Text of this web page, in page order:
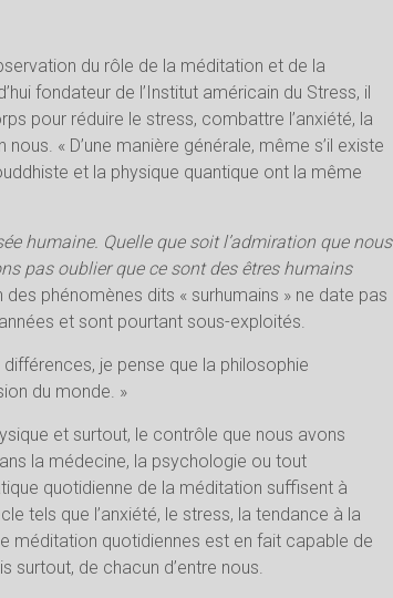
du rôle de la méditation et de la
fondateur de l’Institut américain du Stress, il
pour réduire le stress, combattre l’anxiété, la
« D’une manière générale, même s’il existe
et la physique quantique ont la même
humaine. Quelle que soit l’admiration que nous
pas oublier que ce sont des êtres humains
phénomènes dits « surhumains » ne date pas
et sont pourtant sous-exploités.
différences, je pense que la philosophie
du monde. »
et surtout, le contrôle que nous avons
la médecine, la psychologie ou tout
quotidienne de la méditation suffisent à
tels que l’anxiété, le stress, la tendance à la
méditation quotidiennes est en fait capable de
surtout, de chacun d’entre nous.